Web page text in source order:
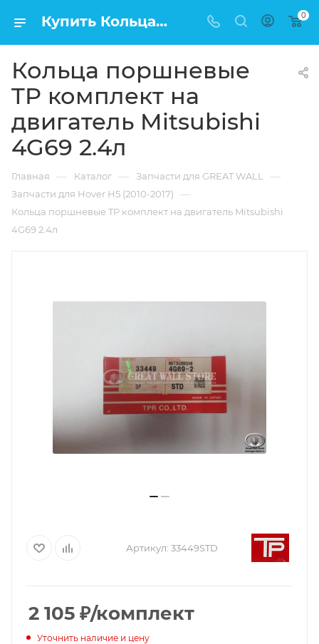
Купить Кольца поршневые TP комплект на двигатель Mitsubishi 4G69 2.4л в Москве по низкой цене 0
Кольца поршневые
TP комплект на
двигатель Mitsubishi
4G69 2.4л
Главная — Каталог — Запчасти для GREAT WALL —
Запчасти для Hover H5 (2010-2017) —
Кольца поршневые TP комплект на двигатель Mitsubishi
4G69 2.4л
Артикул: 33449STD
2 105 ₽/комплект
Уточнить наличие и цену